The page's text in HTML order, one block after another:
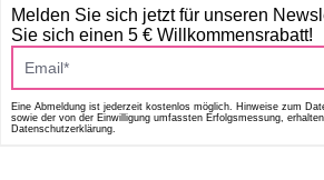
Melden Sie sich jetzt für unseren
Sie sich einen 5 € Willkommensrabatt!
Eine Abmeldung ist jederzeit kostenlos möglich. Hinweise zum
sowie der von der Einwilligung umfassten Erfolgsmessung,
Datenschutzerklärung.